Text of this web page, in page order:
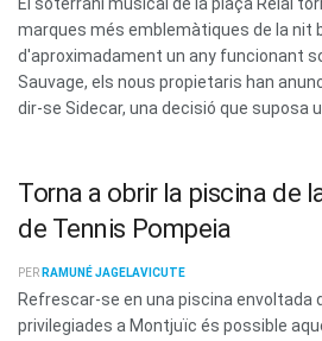
marques més emblemàtiques de la nit
d'aproximadament un any funcionant
Sauvage, els nous propietaris han
dir-se Sidecar, una decisió que suposa
Torna a obrir la piscina de
de Tennis Pompeia
PER RAMUNÉ JAGELAVICUTE
Refrescar-se en una piscina envoltada
privilegiades a Montjuïc és possible